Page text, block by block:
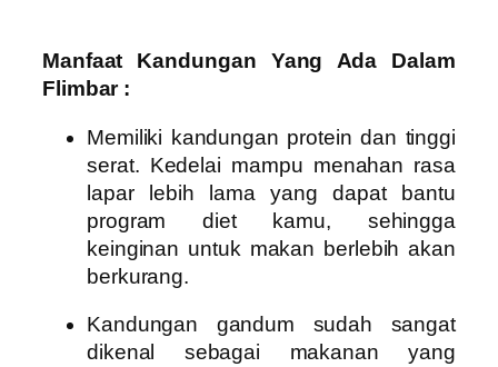
Manfaat Kandungan Yang Ada Dalam
Flimbar :
Memiliki kandungan protein dan tinggi
serat. Kedelai mampu menahan rasa
lapar lebih lama yang dapat bantu
program diet kamu, sehingga
keinginan untuk makan berlebih akan
berkurang.
Kandungan gandum sudah sangat
dikenal sebagai makanan yang